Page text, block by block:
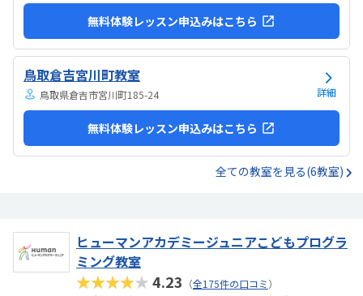
無料体験レッスン申込みはこちら
鳥取倉吉宮川町教室
鳥取県倉吉市宮川町185-24 詳細
無料体験レッスン申込みはこちら
全ての教室を見る(6教室)
ヒューマンアカデミージュニアこどもプログラ
ミング教室
★★★★★4.23 （全175件の口コミ）